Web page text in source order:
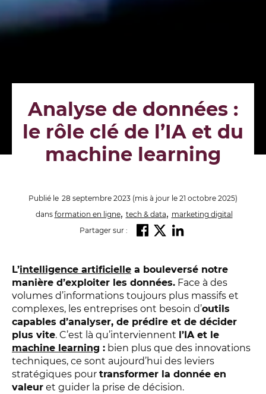
Analyse de données :
le rôle clé de l’IA et du
machine learning
Publié le 28 septembre 2023 (mis à jour le 21 octobre 2025)
dans formation en ligne, tech & data, marketing digital
Partager sur :
L’intelligence artificielle a bouleversé notre
manière d’exploiter les données. Face à des
volumes d’informations toujours plus massifs et
complexes, les entreprises ont besoin d’outils
capables d’analyser, de prédire et de décider
plus vite. C’est là qu’interviennent l’IA et le
machine learning : bien plus que des innovations
techniques, ce sont aujourd’hui des leviers
stratégiques pour transformer la donnée en
valeur et guider la prise de décision.